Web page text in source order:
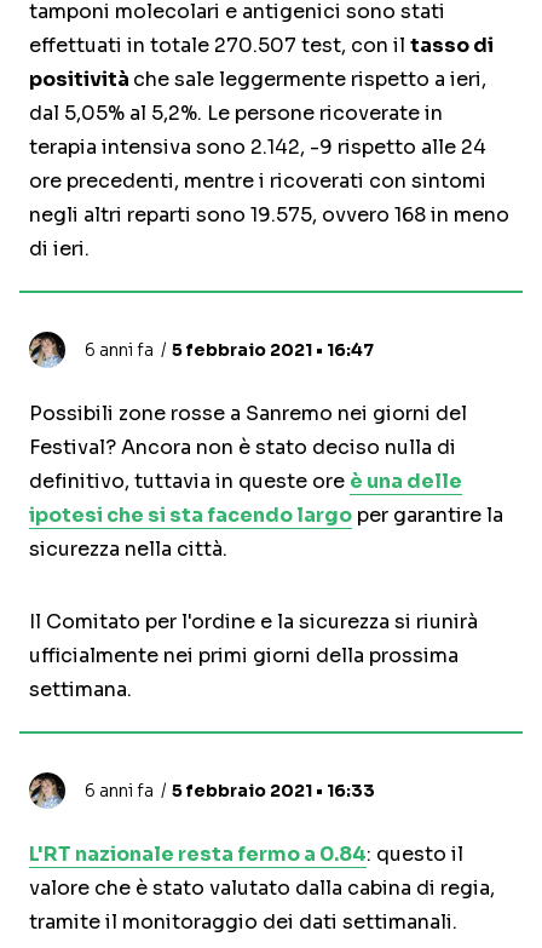
tamponi molecolari e antigenici sono stati
effettuati in totale 270.507 test, con il tasso di
positività che sale leggermente rispetto a ieri,
dal 5,05% al 5,2%. Le persone ricoverate in
terapia intensiva sono 2.142, -9 rispetto alle 24
ore precedenti, mentre i ricoverati con sintomi
negli altri reparti sono 19.575, ovvero 168 in meno
di ieri.
6 anni fa 5 febbraio 2021 • 16:47
Possibili zone rosse a Sanremo nei giorni del
Festival? Ancora non è stato deciso nulla di
definitivo, tuttavia in queste ore è una delle
ipotesi che si sta facendo largo per garantire la
sicurezza nella città.
Il Comitato per l'ordine e la sicurezza si riunirà
ufficialmente nei primi giorni della prossima
settimana.
6 anni fa 5 febbraio 2021 • 16:33
L'RT nazionale resta fermo a 0.84: questo il
valore che è stato valutato dalla cabina di regia,
tramite il monitoraggio dei dati settimanali.